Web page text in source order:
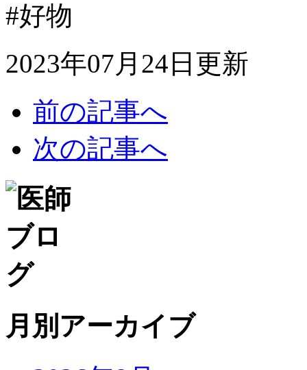
#好物
2023年07月24日更新
前の記事へ
次の記事へ
月別アーカイブ